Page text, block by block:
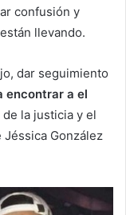
confusión y
llevando.
dar seguimiento
encontrar a el
la justicia y el
González